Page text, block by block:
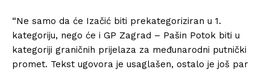
“Ne samo da će Izačić biti prekategoriziran u 1.
kategoriju, nego će i GP Zagrad – Pašin Potok biti u
kategoriji graničnih prijelaza za međunarodni putnički
promet. Tekst ugovora je usaglašen, ostalo je još par